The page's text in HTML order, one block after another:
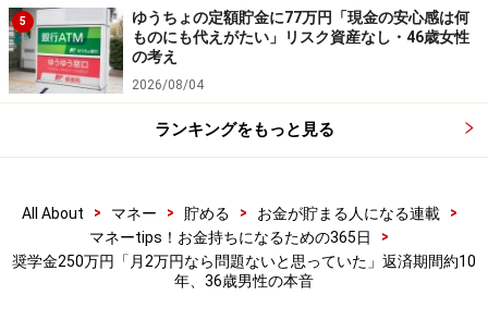
【編集部からのお知らせ】
・「家計」について、
中です！
※抽選で20名にAmazonギフト券1000円分プレゼント
※謝礼付きの限定アンケートやモニター企画に参加が可能に
なります
5
ゆうちょの定額貯金に77万円「現金の安心感は何
ものにも代えがたい」リスク資産なし・46歳女性
の考え
2026/08/04
ランキングをもっと見る
All About > マネー > 貯める > お金が貯まる人になる連載
>
マネーtips！お金持ちになるための365日
>
奨学金250万円「月2万円なら問題ないと思っていた」返済期間約10
年、36歳男性の本音